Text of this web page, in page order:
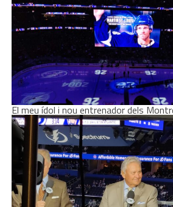
El meu ídol i nou entrenador dels